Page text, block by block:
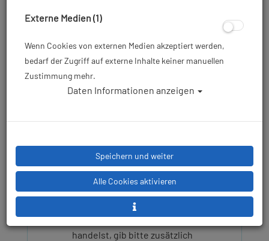
unabhängiges Team deine
reklamation@atlantis-berlin.de
deine Reklamation.
Dabei betrachten wir dein Anliegen
Bitte ergänze deine E-Mail um
folgende Angaben:
Ansprechpartner:
Nenne uns bitte deinen Vor- und
Nachnamen. Falls du im Auftrag
handelst, gib bitte zusätzlich
Externe Medien (1)
Wenn Cookies von externen Medien akzeptiert werden,
bedarf der Zugriff auf externe Inhalte keiner manuellen
Zustimmung mehr.
Daten Informationen anzeigen
Speichern und weiter
Alle Cookies aktivieren